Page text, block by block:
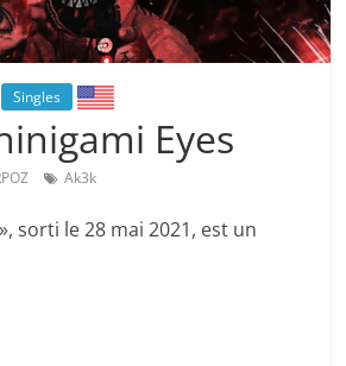
Singles
Eyes
Ak3k
sorti le 28 mai 2021, est un